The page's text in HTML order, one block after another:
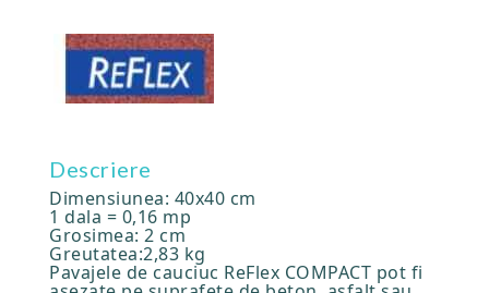
Descriere
Dimensiunea: 40x40 cm
1 dala = 0,16 mp
Grosimea: 2 cm
Greutatea:2,83 kg
Pavajele de cauciuc ReFlex COMPACT pot fi